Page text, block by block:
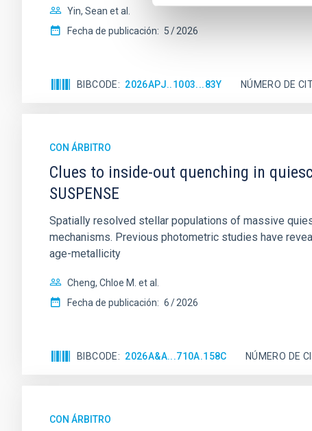
Yin, Sean et al.
Fecha de publicación: 5 2026
BIBCODE 2026APJ..1003...83Y NÚMERO DE
CON ÁRBITRO
Clues to inside-out quenching in
SUSPENSE
Spatially resolved stellar populations of massive
mechanisms. Previous photometric studies have
age-metallicity
Cheng, Chloe M. et al.
Fecha de publicación: 6 2026
BIBCODE 2026A&A...710A.158C NÚMERO DE
CON ÁRBITRO